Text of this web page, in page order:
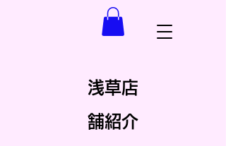
浅草店
舗紹介